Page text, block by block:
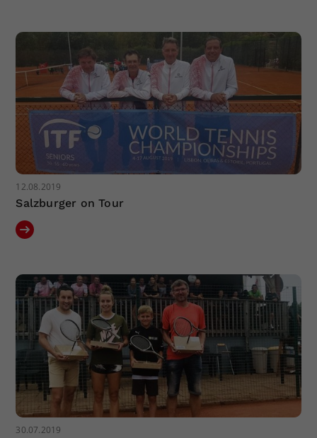
12.08.2019
Salzburger on Tour
30.07.2019